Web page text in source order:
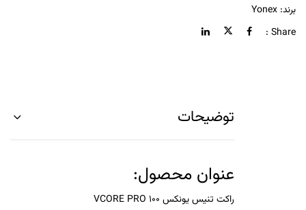
برند: Yonex
Share :
توضیحات
عنوان محصول:
راکت تنیس یونکس VCORE PRO 100